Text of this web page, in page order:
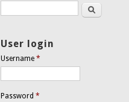
Search formSearch
User login
Username*
Password*